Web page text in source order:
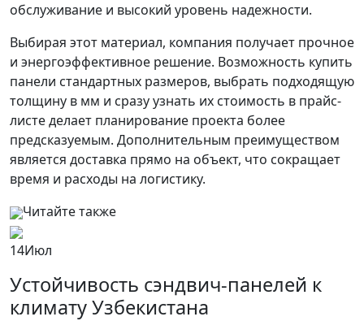
обслуживание и высокий уровень надежности.
Выбирая этот материал, компания получает прочное
и энергоэффективное решение. Возможность купить
панели стандартных размеров, выбрать подходящую
толщину в мм и сразу узнать их стоимость в прайс-
листе делает планирование проекта более
предсказуемым. Дополнительным преимуществом
является доставка прямо на объект, что сокращает
время и расходы на логистику.
Читайте также
14Июл
Устойчивость сэндвич-панелей к
климату Узбекистана